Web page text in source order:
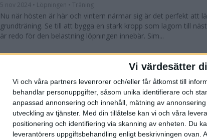
Vi värdesätter
Vi och våra partners levenrorer och/eller får åtkomst till
behandlar personuppgifter, såsom unika identifierare och
anpassad annonsering och innehåll, mätning av
utveckling av tjänster. Med din tillåtelse kan vi och våra
positionering och identifiering via skanning av enheten. Du
leverantörers uppgiftsbehandling enligt beskrivningen ovan.
5 nov 2024 • Löpningen • Träning
Nu när hösten är här och vintern närmar sig är det perfekt att
grundträning. Se till att bygga en stark kropp som lagom till
är redo för den belastning löpningen innebär. Sim...
Nya vinnare i New York City Marathon
3 nov 2024
Efter tuffa spurtstrider blev det nya vinnare i både herr- och
världens ledande marathonlopp TCS New York City Marathon
avgjordes på söndagen i skönt löparväder med solsken, cirka